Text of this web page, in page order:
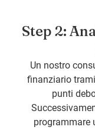
Step 2:
Un nostro
finanziario
punti
programmare